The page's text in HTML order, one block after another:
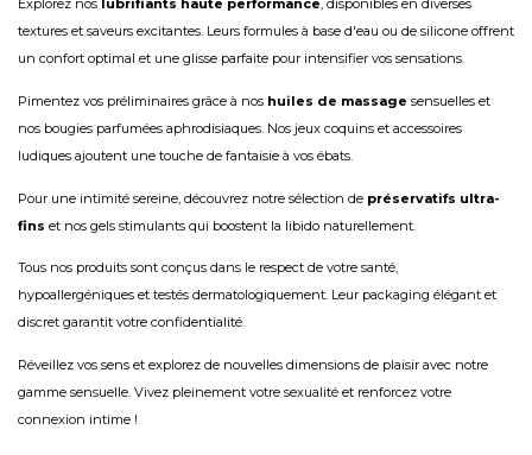
Explorez nos lubrifiants haute performance, disponibles en diverses
textures et saveurs excitantes. Leurs formules à base d'eau ou de silicone offrent
un confort optimal et une glisse parfaite pour intensifier vos sensations.
Pimentez vos préliminaires grâce à nos huiles de massage sensuelles et
nos bougies parfumées aphrodisiaques. Nos jeux coquins et accessoires
ludiques ajoutent une touche de fantaisie à vos ébats.
Pour une intimité sereine, découvrez notre sélection de préservatifs ultra-
fins et nos gels stimulants qui boostent la libido naturellement.
Tous nos produits sont conçus dans le respect de votre santé,
hypoallergéniques et testés dermatologiquement. Leur packaging élégant et
discret garantit votre confidentialité.
Réveillez vos sens et explorez de nouvelles dimensions de plaisir avec notre
gamme sensuelle. Vivez pleinement votre sexualité et renforcez votre
connexion intime !